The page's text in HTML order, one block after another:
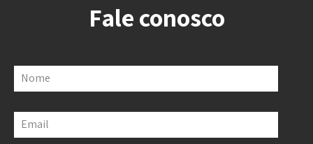
Fale conosco
Nome
Email